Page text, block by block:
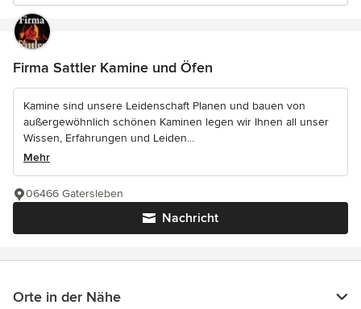
Firma Sattler Kamine und Öfen
Kamine sind unsere Leidenschaft Planen und bauen von
außergewöhnlich schönen Kaminen legen wir Ihnen all unser
Wissen, Erfahrungen und Leiden...
Mehr
Nachricht
06466 Gatersleben
Orte in der Nähe